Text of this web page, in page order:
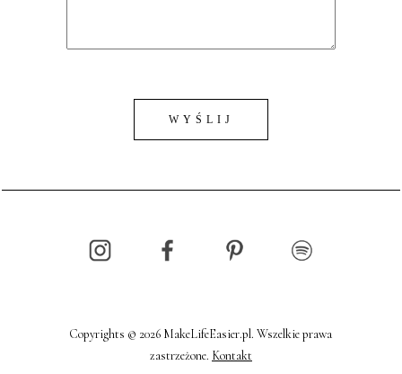
Copyrights © 2026 MakeLifeEasier.pl. Wszelkie prawa
zastrzeżone. Kontakt